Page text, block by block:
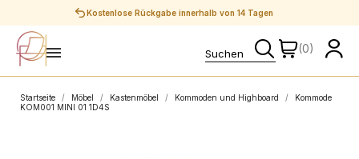
Sichere Zahlungen
(0)
Startseite Möbel Kastenmöbel Kommoden und Highboard
Kommode
KOM001 MINI 01 1D4S